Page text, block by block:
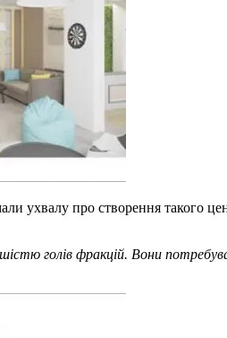
ухвалу про створення
голів фракцій. Вони